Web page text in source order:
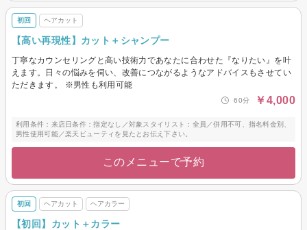
初回 ヘアカット
【高い再現性】カット＋シャンプー
丁寧なカウンセリングと高い技術力であなたに合わせた『なりたい』を叶
えます。日々の悩みを伺い、改善につながるようなアドバイスもさせてい
ただきます。 ※男性も利用可能
60分 ￥4,000
利用条件：来店日条件：指定なし／対象スタイリスト：全員／併用不可、指名料金別、
男性使用可能／楽天ビューティを見たとお伝え下さい。
このメニューで予約
初回 ヘアカット ヘアカラー
【初回】カット＋カラー